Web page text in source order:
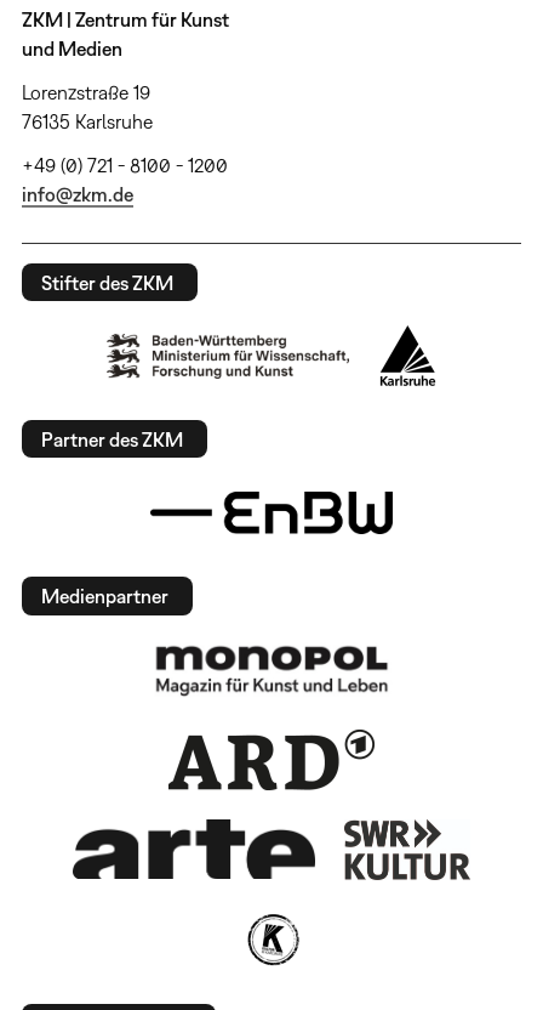
ZKM | Zentrum für Kunst
und Medien
Lorenzstraße 19
76135 Karlsruhe
+49 (0) 721 - 8100 - 1200
info@zkm.de
Stifter des ZKM
Partner des ZKM
Medienpartner